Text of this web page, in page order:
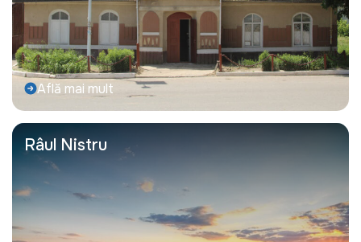
Află mai mult
Râul Nistru